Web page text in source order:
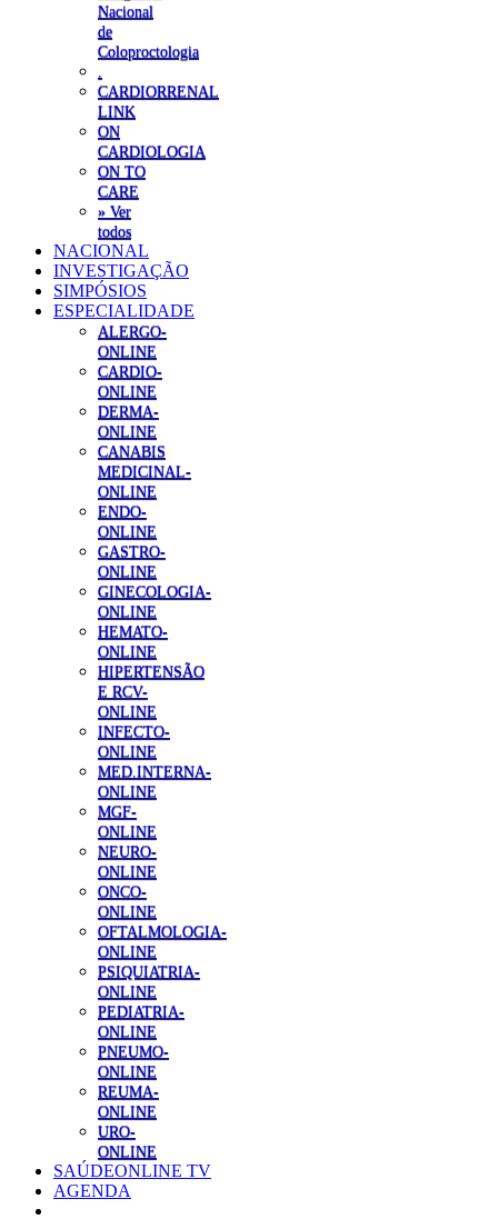
Nacional
de
Coloproctologia
CARDIORRENAL
LINK
ON
CARDIOLOGIA
ON TO
CARE
» Ver
todos
NACIONAL
INVESTIGAÇÃO
SIMPÓSIOS
ESPECIALIDADE
ALERGO-
ONLINE
CARDIO-
ONLINE
DERMA-
ONLINE
CANABIS
MEDICINAL-
ONLINE
ENDO-
ONLINE
GASTRO-
ONLINE
GINECOLOGIA-
ONLINE
HEMATO-
ONLINE
HIPERTENSÃO
E RCV-
ONLINE
INFECTO-
ONLINE
MED.INTERNA-
ONLINE
MGF-
ONLINE
NEURO-
ONLINE
ONCO-
ONLINE
OFTALMOLOGIA-
ONLINE
PSIQUIATRIA-
ONLINE
PEDIATRIA-
ONLINE
PNEUMO-
ONLINE
REUMA-
ONLINE
URO-
ONLINE
SAÚDEONLINE TV
AGENDA